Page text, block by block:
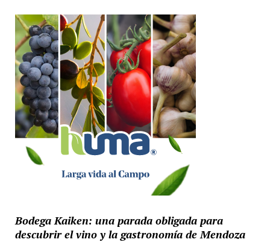
Bodega Kaiken: una parada obligada para
descubrir el vino y la gastronomía de Mendoza